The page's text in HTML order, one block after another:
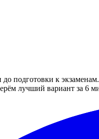
подготовки к экзаменам.
лучший вариант за 6